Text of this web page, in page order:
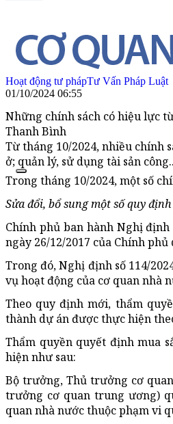
Hoạt động tư phápTư Vấn Pháp Luật
01/10/2024 06:55
Những chính sách có hiệu lực
Thanh Bình
Từ tháng 10/2024, nhiều chính
ở; quản lý, sử dụng tài sản
Trong tháng 10/2024, một số
Sửa đổi, bổ sung một số quy
Chính phủ ban hành Nghị định
ngày 26/12/2017 của Chính
Trong đó, Nghị định số 114/
vụ hoạt động của cơ quan nhà
Theo quy định mới, thẩm
thành dự án được thực hiện
Thẩm quyền quyết định mua
hiện như sau:
Bộ trưởng, Thủ trưởng cơ
trưởng cơ quan trung ương)
quan nhà nước thuộc phạm vi